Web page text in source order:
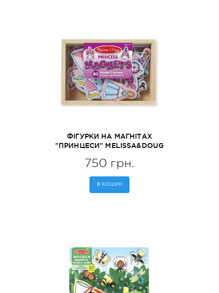
ФІГУРКИ НА МАГНІТАХ
"ПРИНЦЕСИ" MELISSA&DOUG
750 грн.
В КОШИК